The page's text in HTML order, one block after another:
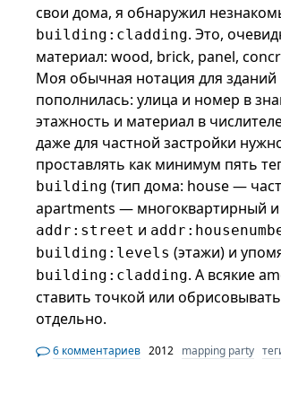
свои дома, я обнаружил
building:cladding. Это,
материал: wood, brick, panel,
Моя обычная нотация для зданий
пополнилась: улица и номер в
этажность и материал в
даже для частной застройки
проставлять как минимум пять
building (тип дома: house —
apartments — многоквартирный и
addr:street и
building:levels (этажи) и
building:cladding. А всякие
ставить точкой или
отдельно.
6 комментариев 2012 mapping party